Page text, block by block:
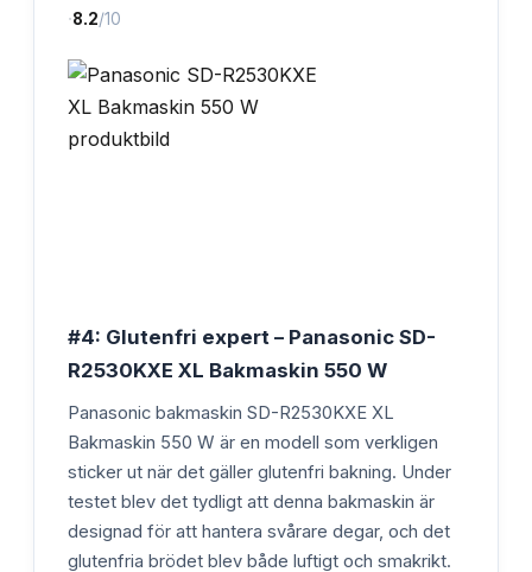
·8.2/10
#4: Glutenfri expert – Panasonic SD-
R2530KXE XL Bakmaskin 550 W
Panasonic bakmaskin SD-R2530KXE XL
Bakmaskin 550 W är en modell som verkligen
sticker ut när det gäller glutenfri bakning. Under
testet blev det tydligt att denna bakmaskin är
designad för att hantera svårare degar, och det
glutenfria brödet blev både luftigt och smakrikt.